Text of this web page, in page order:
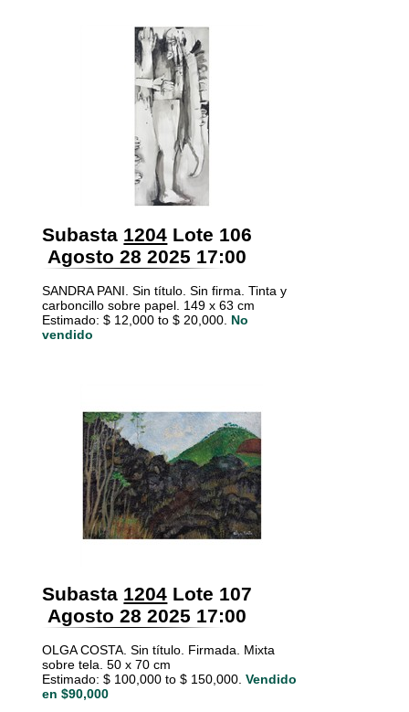
Subasta 1204 Lote 106
Agosto 28 2025 17:00
SANDRA PANI. Sin título. Sin firma. Tinta y
carboncillo sobre papel. 149 x 63 cm
Estimado: $ 12,000 to $ 20,000. No
vendido
Subasta 1204 Lote 107
Agosto 28 2025 17:00
OLGA COSTA. Sin título. Firmada. Mixta
sobre tela. 50 x 70 cm
Estimado: $ 100,000 to $ 150,000. Vendido
en $90,000